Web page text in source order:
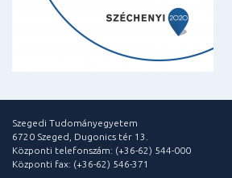
Szegedi Tudományegyetem
6720 Szeged, Dugonics tér 13.
Központi telefonszám: (+36-62) 544-000
Központi fax: (+36-62) 546-371